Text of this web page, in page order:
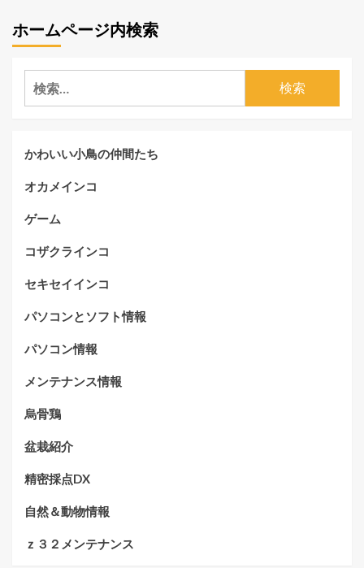
ホームページ内検索
検
索:
かわいい小鳥の仲間たち
オカメインコ
ゲーム
コザクラインコ
セキセイインコ
パソコンとソフト情報
パソコン情報
メンテナンス情報
烏骨鶏
盆栽紹介
精密採点DX
自然＆動物情報
ｚ３２メンテナンス